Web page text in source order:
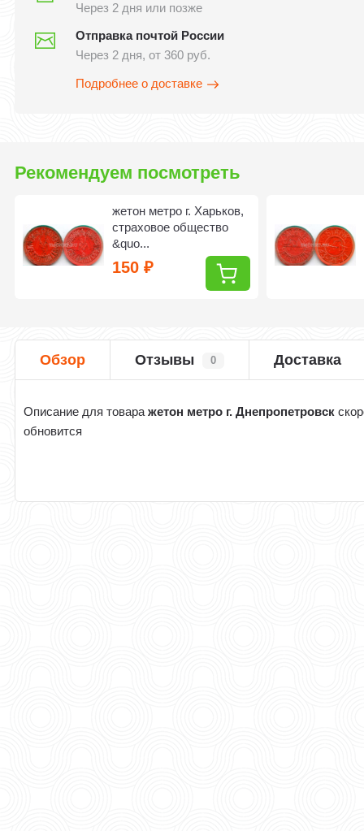
Через 2 дня или позже
Отправка почтой России
Через 2 дня, от 360 руб.
Подробнее о доставке
Рекомендуем посмотреть
жетон метро г. Харьков,
страховое общество
&quo...
150₽
Обзор Отзывы 0 Доставка
Описание для товаражетон метро г. Днепропетровск
обновится